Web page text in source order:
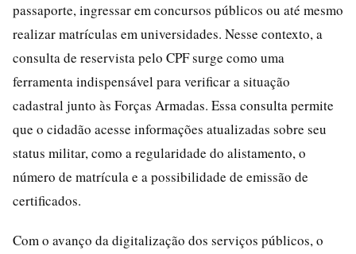
passaporte, ingressar em concursos públicos ou até mesmo
realizar matrículas em universidades. Nesse contexto, a
consulta de reservista pelo CPF surge como uma
ferramenta indispensável para verificar a situação
cadastral junto às Forças Armadas. Essa consulta permite
que o cidadão acesse informações atualizadas sobre seu
status militar, como a regularidade do alistamento, o
número de matrícula e a possibilidade de emissão de
certificados.
Com o avanço da digitalização dos serviços públicos, o